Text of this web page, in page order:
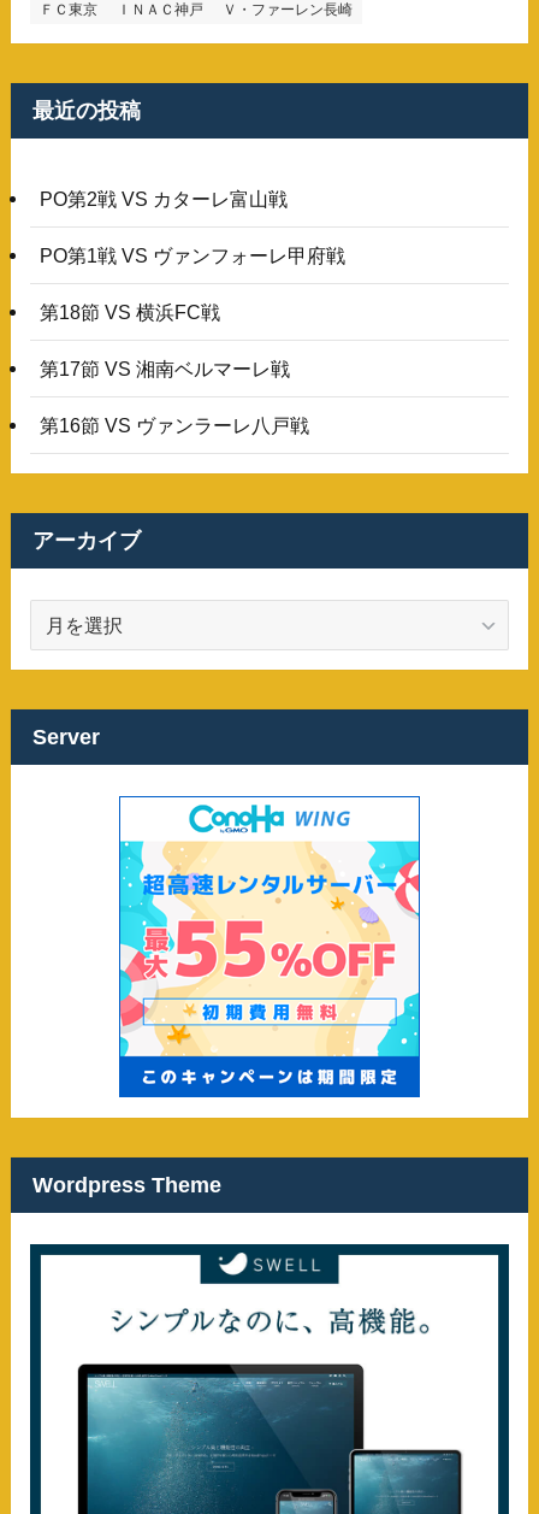
ＦＣ東京
ＩＮＡＣ神戸 Ｖ・ファーレン長崎
最近の投稿
PO第2戦 VS カターレ富山戦
PO第1戦 VS ヴァンフォーレ甲府戦
第18節 VS 横浜FC戦
第17節 VS 湘南ベルマーレ戦
第16節 VS ヴァンラーレ八戸戦
アーカイブ
カ
ブ
Server
Wordpress Theme